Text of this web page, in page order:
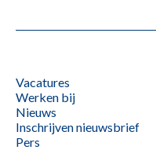
Vacatures
Werken bij
Nieuws
Inschrijven nieuwsbrief
Pers